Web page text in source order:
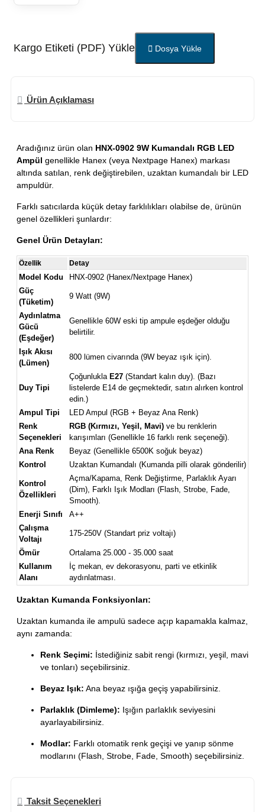
Kargo Etiketi (PDF) Yükle Dosya Yükle
Ürün Açıklaması
Aradığınız ürün olan HNX-0902 9W Kumandalı RGB LED
Ampül genellikle Hanex (veya Nextpage Hanex) markası
altında satılan, renk değiştirebilen, uzaktan kumandalı bir LED
ampuldür.
Farklı satıcılarda küçük detay farklılıkları olabilse de, ürünün
genel özellikleri şunlardır:
Genel Ürün Detayları:
Özellik Detay
Model Kodu
HNX-0902 (Hanex/Nextpage Hanex)
Güç
(Tüketim)
9 Watt (9W)
Aydınlatma
Gücü
(Eşdeğer)
Genellikle 60W eski tip ampule eşdeğer olduğu
belirtilir.
Işık Akısı
(Lümen)
800 lümen civarında (9W beyaz ışık için).
Duy Tipi
Çoğunlukla E27 (Standart kalın duy). (Bazı
listelerde E14 de geçmektedir, satın alırken kontrol
edin.)
Ampul Tipi
LED Ampul (RGB + Beyaz Ana Renk)
Renk
Seçenekleri
RGB (Kırmızı, Yeşil, Mavi) ve bu renklerin
karışımları (Genellikle 16 farklı renk seçeneği).
Ana Renk
Beyaz (Genellikle 6500K soğuk beyaz)
Kontrol
Uzaktan Kumandalı (Kumanda pilli olarak gönderilir)
Kontrol
Özellikleri
Açma/Kapama, Renk Değiştirme, Parlaklık Ayarı
(Dim), Farklı Işık Modları (Flash, Strobe, Fade,
Smooth).
Enerji Sınıfı
A++
Çalışma
Voltajı
175-250V (Standart priz voltajı)
Ömür
Ortalama 25.000 - 35.000 saat
Kullanım
Alanı
İç mekan, ev dekorasyonu, parti ve etkinlik
aydınlatması.
Uzaktan Kumanda Fonksiyonları:
Uzaktan kumanda ile ampulü sadece açıp kapamakla kalmaz,
aynı zamanda:
Renk Seçimi: İstediğiniz sabit rengi (kırmızı, yeşil, mavi
ve tonları) seçebilirsiniz.
Beyaz Işık: Ana beyaz ışığa geçiş yapabilirsiniz.
Parlaklık (Dimleme): Işığın parlaklık seviyesini
ayarlayabilirsiniz.
Modlar: Farklı otomatik renk geçişi ve yanıp sönme
modlarını (Flash, Strobe, Fade, Smooth) seçebilirsiniz.
Taksit Seçenekleri